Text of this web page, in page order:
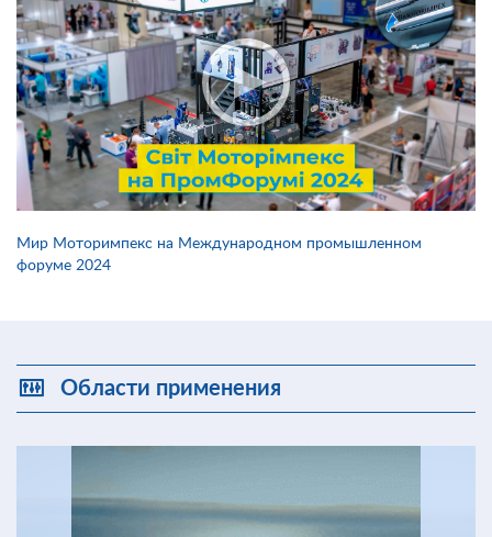
Мир Моторимпекс на Международном промышленном
форуме 2024
Области применения